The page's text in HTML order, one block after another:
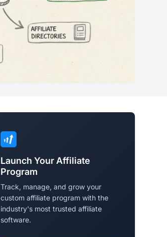
Launch Your Affiliate
Program
Track, manage, and grow your
custom affiliate program with the
industry's most trusted affiliate
software.